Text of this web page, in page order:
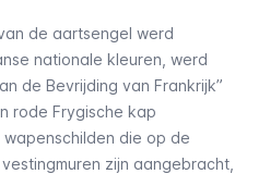
de aartsengel werd
nationale kleuren, werd
de Bevrijding van Frankrijk”
rode Frygische kap
die op de
zijn aangebracht,